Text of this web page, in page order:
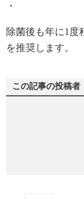
・
除菌後も年に1度
を推奨します。
この記事の投稿者